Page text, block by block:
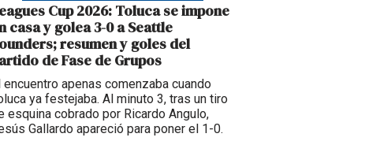
Cup 2026: Toluca se impone
casa y golea 3-0 a Seattle
resumen y goles del
de Fase de Grupos
encuentro apenas comenzaba cuando
ya festejaba. Al minuto 3, tras un tiro
esquina cobrado por Ricardo Angulo,
Gallardo apareció para poner el 1-0.